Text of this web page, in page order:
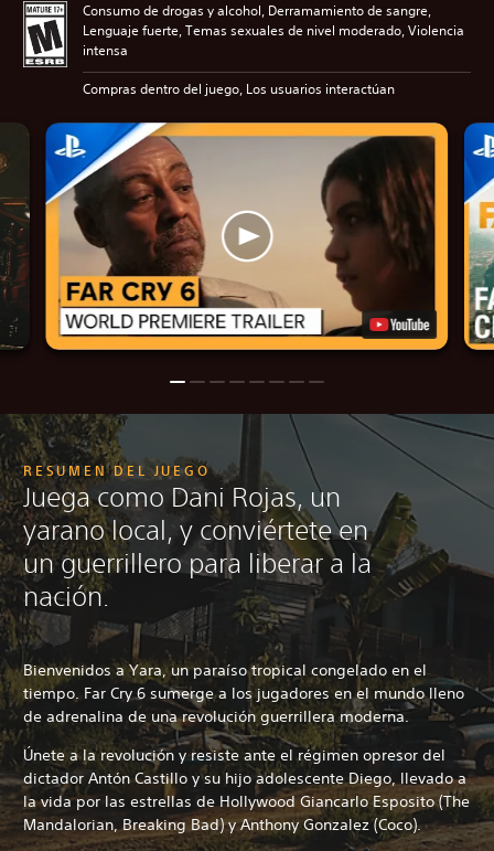
Consumo de drogas y alcohol, Derramamiento de sangre,
Lenguaje fuerte, Temas sexuales de nivel moderado, Violencia
intensa
Compras dentro del juego, Los usuarios interactúan
RESUMEN DEL JUEGO
Juega como Dani Rojas, un
yarano local, y conviértete en
un guerrillero para liberar a la
nación.
Bienvenidos a Yara, un paraíso tropical congelado en el
tiempo. Far Cry 6 sumerge a los jugadores en el mundo lleno
de adrenalina de una revolución guerrillera moderna.
Únete a la revolución y resiste ante el régimen opresor del
dictador Antón Castillo y su hijo adolescente Diego, llevado a
la vida por las estrellas de Hollywood Giancarlo Esposito (The
Mandalorian, Breaking Bad) y Anthony Gonzalez (Coco).